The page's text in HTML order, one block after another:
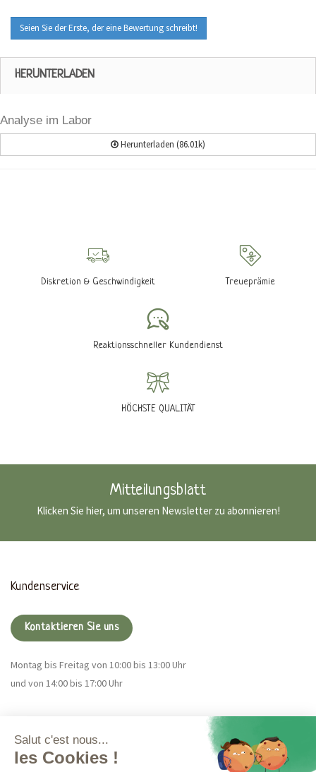
Seien Sie der Erste, der eine Bewertung schreibt!
HERUNTERLADEN
Analyse im Labor
Herunterladen (86.01k)
Diskretion & Geschwindigkeit Treueprämie
Reaktionsschneller Kundendienst
HÖCHSTE QUALITÄT
Mitteilungsblatt
Klicken Sie hier, um unseren Newsletter zu abonnieren!
Kundenservice
Kontaktieren Sie uns
Montag bis Freitag von 10:00 bis 13:00 Uhr
und von 14:00 bis 17:00 Uhr
Mehr Infos